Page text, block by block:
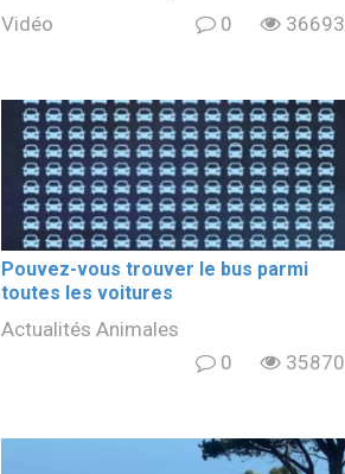
Vidéo 0 36693
Pouvez-vous trouver le bus parmi
toutes les voitures
Actualités Animales
0
35870